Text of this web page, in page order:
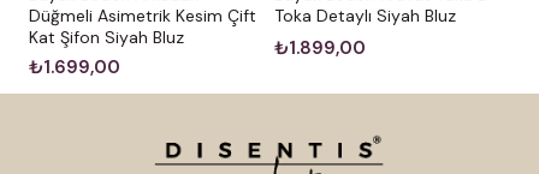
Düğmeli Asimetrik Kesim Çift
Kat Şifon Siyah Bluz
₺1.699,00
Toka Detaylı Siyah Bluz
₺1.899,00